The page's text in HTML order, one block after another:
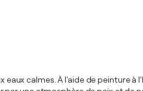
calmes. À l'aide de peinture